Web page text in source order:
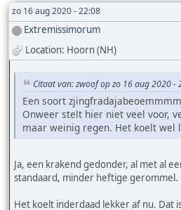
zo 16 aug 2020 - 22:08
Extremissimorum
Location: Hoorn (NH)
Citaat van: zwoof op zo 16 aug 2020 -
Een soort
Onweer stelt hier niet veel voor,
maar weinig regen. Het koelt wel
Ja, een krakend gedonder, al met al
standaard, minder heftige gerommel.
Het koelt inderdaad lekker af nu. Dat